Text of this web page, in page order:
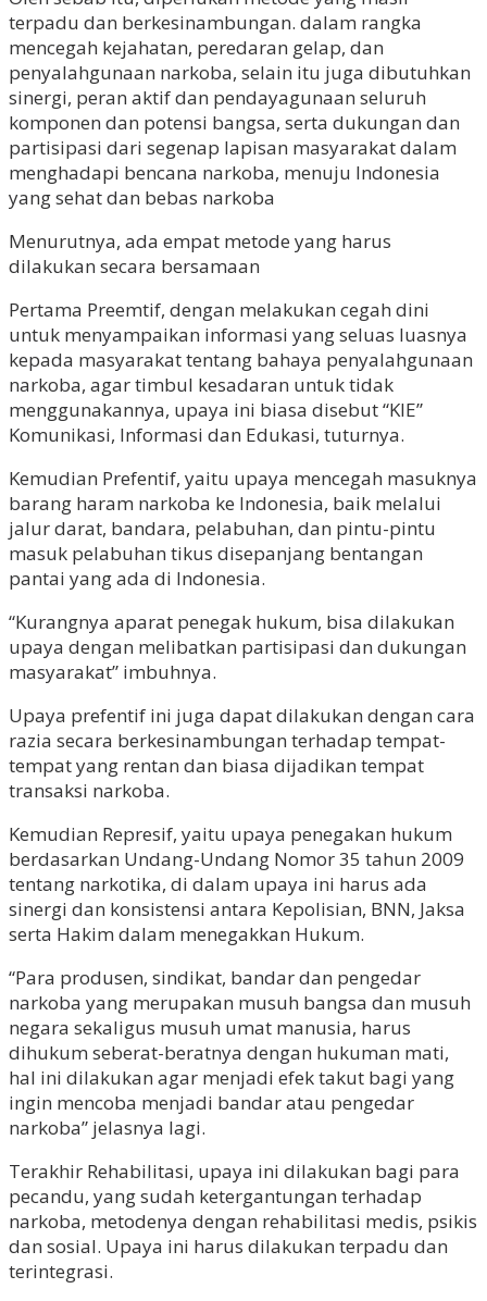
terpadu dan berkesinambungan. dalam rangka
mencegah kejahatan, peredaran gelap, dan
penyalahgunaan narkoba, selain itu juga dibutuhkan
sinergi, peran aktif dan pendayagunaan seluruh
komponen dan potensi bangsa, serta dukungan dan
partisipasi dari segenap lapisan masyarakat dalam
menghadapi bencana narkoba, menuju Indonesia
yang sehat dan bebas narkoba
Menurutnya, ada empat metode yang harus
dilakukan secara bersamaan
Pertama Preemtif, dengan melakukan cegah dini
untuk menyampaikan informasi yang seluas luasnya
kepada masyarakat tentang bahaya penyalahgunaan
narkoba, agar timbul kesadaran untuk tidak
menggunakannya, upaya ini biasa disebut “KIE”
Komunikasi, Informasi dan Edukasi, tuturnya.
Kemudian Prefentif, yaitu upaya mencegah masuknya
barang haram narkoba ke Indonesia, baik melalui
jalur darat, bandara, pelabuhan, dan pintu-pintu
masuk pelabuhan tikus disepanjang bentangan
pantai yang ada di Indonesia.
“Kurangnya aparat penegak hukum, bisa dilakukan
upaya dengan melibatkan partisipasi dan dukungan
masyarakat” imbuhnya.
Upaya prefentif ini juga dapat dilakukan dengan cara
razia secara berkesinambungan terhadap tempat-
tempat yang rentan dan biasa dijadikan tempat
transaksi narkoba.
Kemudian Represif, yaitu upaya penegakan hukum
berdasarkan Undang-Undang Nomor 35 tahun 2009
tentang narkotika, di dalam upaya ini harus ada
sinergi dan konsistensi antara Kepolisian, BNN, Jaksa
serta Hakim dalam menegakkan Hukum.
“Para produsen, sindikat, bandar dan pengedar
narkoba yang merupakan musuh bangsa dan musuh
negara sekaligus musuh umat manusia, harus
dihukum seberat-beratnya dengan hukuman mati,
hal ini dilakukan agar menjadi efek takut bagi yang
ingin mencoba menjadi bandar atau pengedar
narkoba” jelasnya lagi.
Terakhir Rehabilitasi, upaya ini dilakukan bagi para
pecandu, yang sudah ketergantungan terhadap
narkoba, metodenya dengan rehabilitasi medis, psikis
dan sosial. Upaya ini harus dilakukan terpadu dan
terintegrasi.